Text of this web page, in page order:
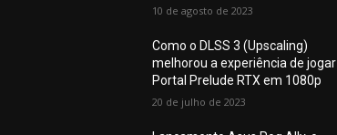
10 de agosto de 2023
Como o DLSS 3 (Upscaling)
melhorou a experiência de jogar
Portal Prelude RTX em 1080p
20 de julho de 2023